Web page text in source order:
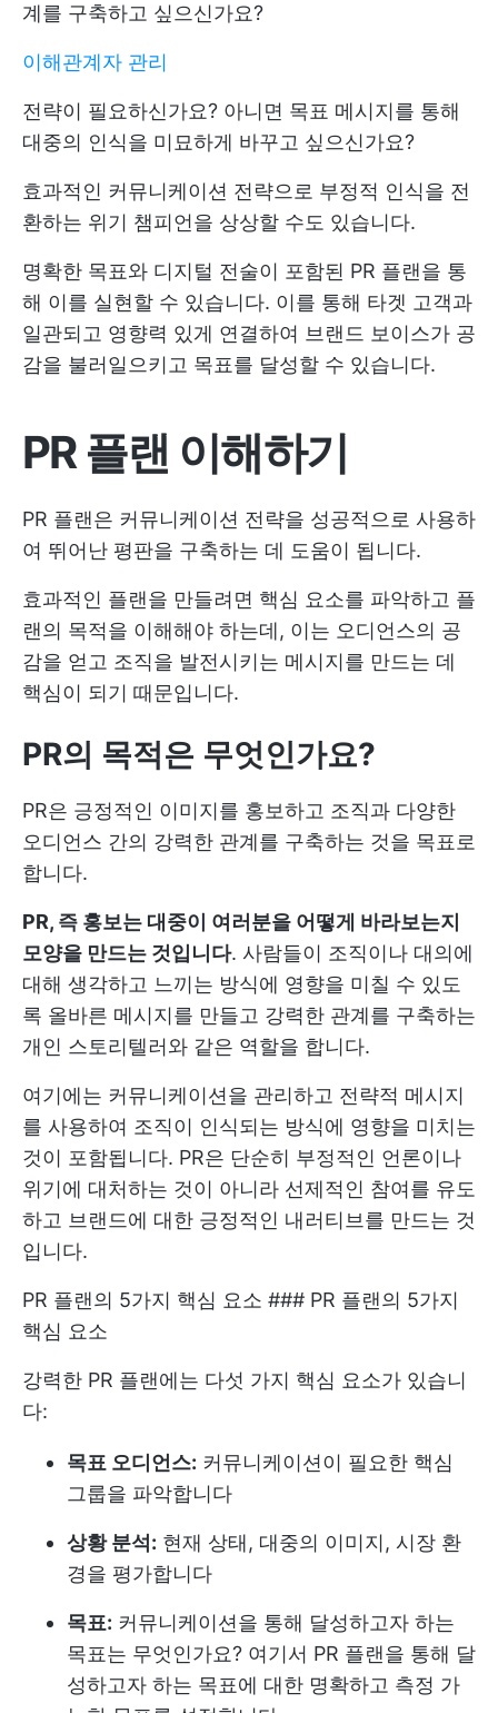
계를 구축하고 싶으신가요?
이해관계자 관리
전략이 필요하신가요? 아니면 목표 메시지를 통해
대중의 인식을 미묘하게 바꾸고 싶으신가요?
효과적인 커뮤니케이션 전략으로 부정적 인식을 전
환하는 위기 챔피언을 상상할 수도 있습니다.
명확한 목표와 디지털 전술이 포함된 PR 플랜을 통
해 이를 실현할 수 있습니다. 이를 통해 타겟 고객과
일관되고 영향력 있게 연결하여 브랜드 보이스가 공
감을 불러일으키고 목표를 달성할 수 있습니다.
PR 플랜 이해하기
PR 플랜은 커뮤니케이션 전략을 성공적으로 사용하
여 뛰어난 평판을 구축하는 데 도움이 됩니다.
효과적인 플랜을 만들려면 핵심 요소를 파악하고 플
랜의 목적을 이해해야 하는데, 이는 오디언스의 공
감을 얻고 조직을 발전시키는 메시지를 만드는 데
핵심이 되기 때문입니다.
PR의 목적은 무엇인가요?
PR은 긍정적인 이미지를 홍보하고 조직과 다양한
오디언스 간의 강력한 관계를 구축하는 것을 목표로
합니다.
PR, 즉 홍보는 대중이 여러분을 어떻게 바라보는지
모양을 만드는 것입니다. 사람들이 조직이나 대의에
대해 생각하고 느끼는 방식에 영향을 미칠 수 있도
록 올바른 메시지를 만들고 강력한 관계를 구축하는
개인 스토리텔러와 같은 역할을 합니다.
여기에는 커뮤니케이션을 관리하고 전략적 메시지
를 사용하여 조직이 인식되는 방식에 영향을 미치는
것이 포함됩니다. PR은 단순히 부정적인 언론이나
위기에 대처하는 것이 아니라 선제적인 참여를 유도
하고 브랜드에 대한 긍정적인 내러티브를 만드는 것
입니다.
PR 플랜의 5가지 핵심 요소 ### PR 플랜의 5가지
핵심 요소
강력한 PR 플랜에는 다섯 가지 핵심 요소가 있습니
다:
목표 오디언스: 커뮤니케이션이 필요한 핵심
그룹을 파악합니다
상황 분석: 현재 상태, 대중의 이미지, 시장 환
경을 평가합니다
목표: 커뮤니케이션을 통해 달성하고자 하는
목표는 무엇인가요? 여기서 PR 플랜을 통해 달
성하고자 하는 목표에 대한 명확하고 측정 가